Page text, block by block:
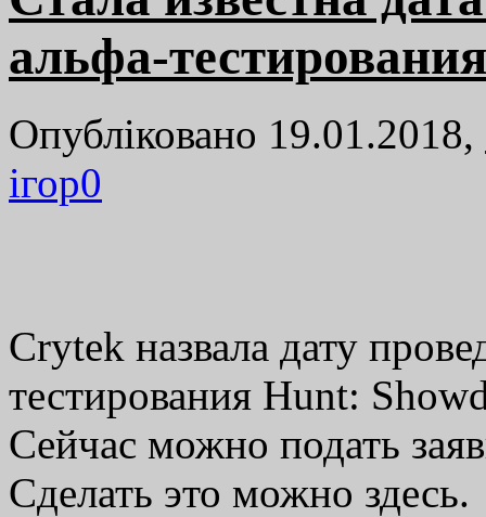
альфа-
Опубліковано 19.01.2018,
ігор0
Crytek назвала дату
тестирования Hunt:
Сейчас можно подать
Сделать это можно здесь.